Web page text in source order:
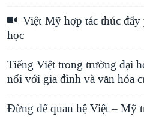
Việt-Mỹ hợp tác thúc
học
Tiếng Việt trong trường đại
nối với gia đình và văn hóa
Đừng để quan hệ Việt – Mỹ